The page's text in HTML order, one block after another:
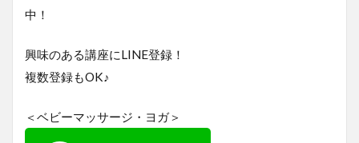
中！
興味のある講座にLINE登録！
複数登録もOK♪
＜ベビーマッサージ・ヨガ＞